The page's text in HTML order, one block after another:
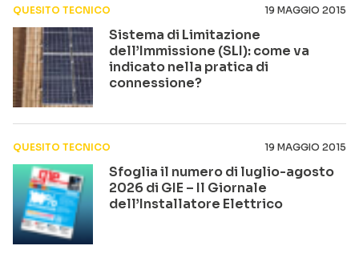
QUESITO TECNICO 19 MAGGIO 2015
Sistema di Limitazione
dell’Immissione (SLI): come va
indicato nella pratica di
connessione?
QUESITO TECNICO 19 MAGGIO 2015
Sfoglia il numero di luglio-agosto
2026 di GIE – Il Giornale
dell’Installatore Elettrico